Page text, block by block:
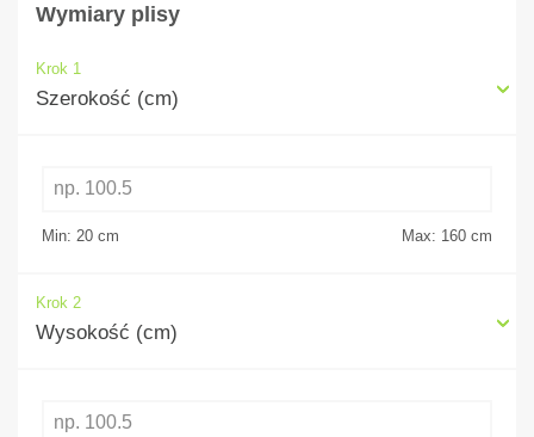
Wymiary plisy
Krok 1
Szerokość (cm)
Min: 20 cm Max: 160 cm
Krok 2
Wysokość (cm)